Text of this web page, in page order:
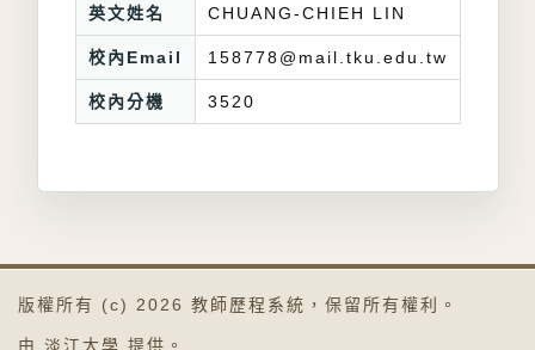
英文姓名 CHUANG-CHIEH LIN
校內Email 158778@mail.tku.edu.tw
校內分機 3520
版權所有 (c) 2026 教師歷程系統 ，保留所有權利。
由 淡江大學 提供。